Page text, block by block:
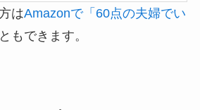
はAmazonで「60点の夫婦でい
もできます。